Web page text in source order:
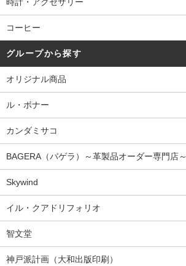
コーヒー
グループから探す
オリジナル商品
ル・ボナー
カンダミサコ
BAGERA（バゲラ）～革製品オーダー専門店～
Skywind
イル・クアドリフォリオ
智文堂
神戸派計画（大和出版印刷）